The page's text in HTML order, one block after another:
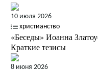
10 июля 2026
христианство
«Беседы» Иоанна
Краткие тезисы
8 июня 2026